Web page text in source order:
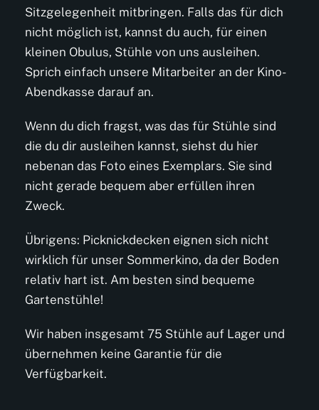
Sitzgelegenheit mitbringen. Falls das für dich
nicht möglich ist, kannst du auch, für einen
kleinen Obulus, Stühle von uns ausleihen.
Sprich einfach unsere Mitarbeiter an der Kino-
Abendkasse darauf an.
Wenn du dich fragst, was das für Stühle sind
die du dir ausleihen kannst, siehst du hier
nebenan das Foto eines Exemplars. Sie sind
nicht gerade bequem aber erfüllen ihren
Zweck.
Übrigens: Picknickdecken eignen sich nicht
wirklich für unser Sommerkino, da der Boden
relativ hart ist. Am besten sind bequeme
Gartenstühle!
Wir haben insgesamt 75 Stühle auf Lager und
übernehmen keine Garantie für die
Verfügbarkeit.